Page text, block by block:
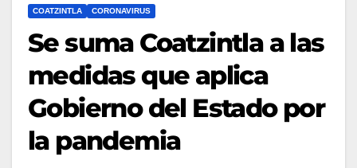
COATZINTLA CORONAVIRUS
Se suma Coatzintla a las
medidas que aplica
Gobierno del Estado por
la pandemia